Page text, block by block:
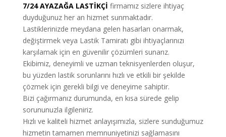
7/24 AYAZAĞA LASTİKÇİ firmamız sizlere ihtiyaç
duyduğunuz her an hizmet sunmaktadır.
Lastiklerinizde meydana gelen hasarları onarmak,
değiştirmek veya Lastik Tamiratı gibi ihtiyaçlarınızı
karşılamak için en güvenilir çözümleri sunarız.
Ekibimiz, deneyimli ve uzman teknisyenlerden oluşur,
bu yüzden lastik sorunlarını hızlı ve etkili bir şekilde
çözmek için gerekli bilgi ve deneyime sahiptir.
Bizi çağırmanız durumunda, en kısa sürede gelip
sorununuzla ilgileniriz.
Hızlı ve kaliteli hizmet anlayışımızla, sizlere sunduğumuz
hizmetin tamamen memnuniyetinizi sağlamasını